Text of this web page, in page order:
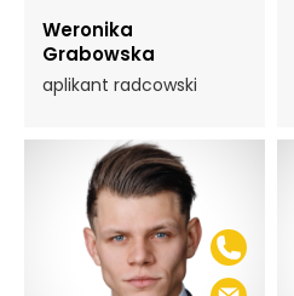
Weronika
Grabowska
aplikant radcowski